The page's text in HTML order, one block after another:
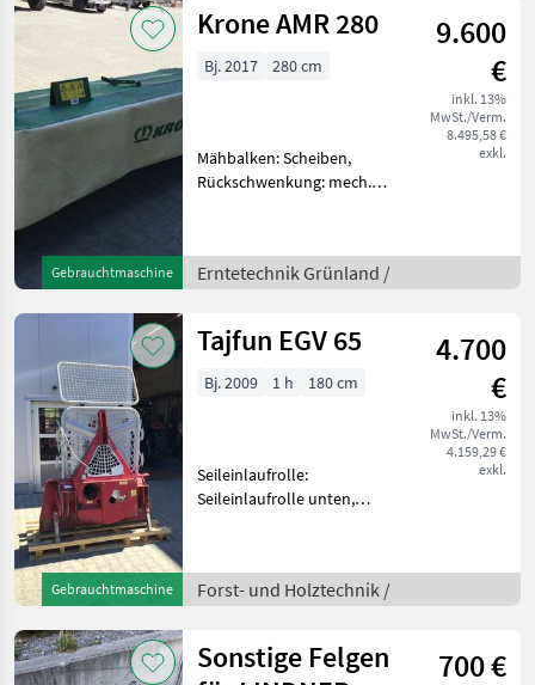
Schwad
Gebrauchtmaschine
Krone AMR 280
9.600
€
inkl. 13%
MwSt./Verm.
8.495,58 €
exkl.
Bj. 2017 280 cm
Mähbalken: Scheiben,
Rückschwenkung: mech.
Hochstellung,
Schnitthöhenverstellung,
Entlastungsfede
Erntetechnik Grünland /
Gebrauchtmaschine
Tajfun EGV 65
4.700
€
inkl. 13%
MwSt./Verm.
4.159,29 €
exkl.
Bj. 2009 1 h 180 cm
Seileinlaufrolle:
Seileinlaufrolle unten,
Schutzgitter, Funk
Schildbreite 165 cm 11 mm
Forst- und Holztechnik /
Sonstige Felgen
700 €